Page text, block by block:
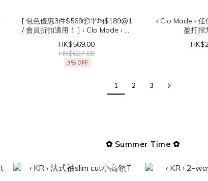
[ 包色優惠3件$569📦平均$189@1
/ 會員折扣適用！ ] ‹ Clo Made › 直
角肩get！法式立領無袖Top
HK$569.00
HK$627.00
9% OFF
‹ Clo Made › 任何場合適用✨超輕
盈打摺
1 2 3
✿ Summer Time ✿